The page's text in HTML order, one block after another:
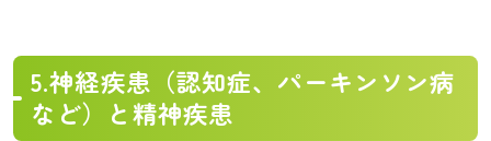
5.神経疾患（認知症、パーキンソン病
など）と精神疾患